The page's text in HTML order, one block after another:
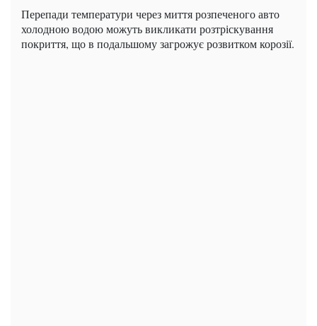
Перепади температури через миття розпеченого авто
холодною водою можуть викликати розтріскування
покриття, що в подальшому загрожує розвитком корозії.